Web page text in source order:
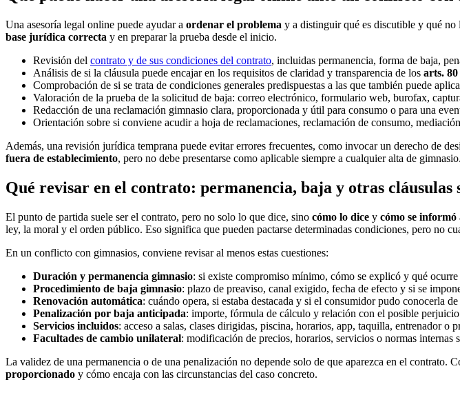
Una asesoría legal online puede ayudar a ordenar el problema y a distinguir qué es discutible y qué no
base jurídica correcta y en preparar la prueba desde el inicio.
Revisión del contrato y de sus condiciones del contrato, incluidas permanencia, forma de baja,
Análisis de si la cláusula puede encajar en los requisitos de claridad y transparencia de los arts.
Comprobación de si se trata de condiciones generales predispuestas a las que también puede
Valoración de la prueba de la solicitud de baja: correo electrónico, formulario web, burofax,
Redacción de una reclamación gimnasio clara, proporcionada y útil para consumo o para una
Orientación sobre si conviene acudir a hoja de reclamaciones, reclamación de consumo,
Además, una revisión jurídica temprana puede evitar errores frecuentes, como invocar un derecho de
fuera de establecimiento, pero no debe presentarse como aplicable siempre a cualquier alta de gimnasio.
Qué revisar en el contrato: permanencia, baja y otras cláusulas
El punto de partida suele ser el contrato, pero no solo lo que dice, sino cómo lo dice y cómo se
ley, la moral y el orden público. Eso significa que pueden pactarse determinadas condiciones, pero no
En un conflicto con gimnasios, conviene revisar al menos estas cuestiones:
Duración y permanencia gimnasio: si existe compromiso mínimo, cómo se explicó y qué ocurre
Procedimiento de baja gimnasio: plazo de preaviso, canal exigido, fecha de efecto y si se
Renovación automática: cuándo opera, si estaba destacada y si el consumidor pudo conocerla
Penalización por baja anticipada: importe, fórmula de cálculo y relación con el posible
Servicios incluidos: acceso a salas, clases dirigidas, piscina, horarios, app, taquilla, entrenador o
Facultades de cambio unilateral: modificación de precios, horarios, servicios o normas internas
La validez de una permanencia o de una penalización no depende solo de que aparezca en el contrato.
proporcionado y cómo encaja con las circunstancias del caso concreto.